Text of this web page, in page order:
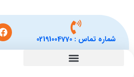
شماره تماس :02191004770